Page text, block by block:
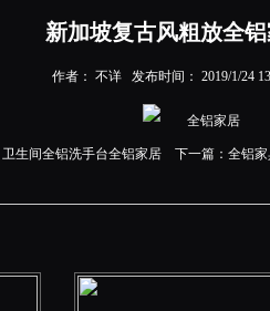
新加坡复古风粗放全
作者： 不详 发布时间： 2019/1/24
卫生间全铝洗手台全铝家居 下一篇： 全铝